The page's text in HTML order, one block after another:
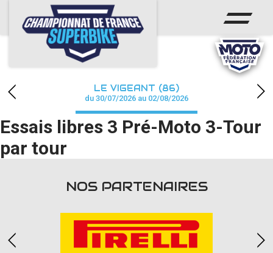
ACCUEIL
CHAMPIONNAT
CALENDRIER
RÉSULTATS
PHOTOS / WEB TV
PARTENAIRES
PRESSE
LE VIGEANT (86)
du 30/07/2026 au 02/08/2026
Essais libres 3 Pré-Moto 3-Tour
par tour
NOS PARTENAIRES